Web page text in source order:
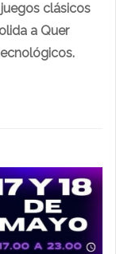
clásicos
a Quer